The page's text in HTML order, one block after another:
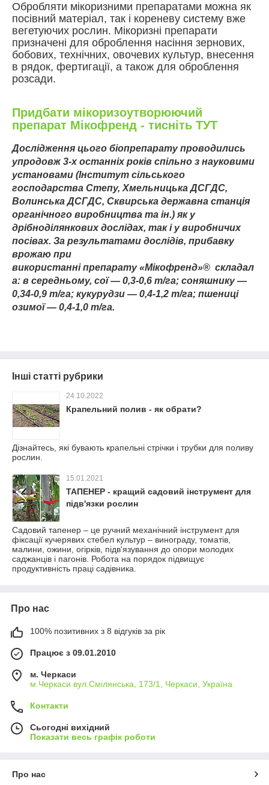
Обробляти мікоризними препаратами можна як
посівний матеріал, так і кореневу систему вже
вегетуючих рослин. Мікоризні препарати
призначені для оброблення насіння зернових,
бобових, технічних, овочевих культур, внесення
в рядок, фертигації, а також для оброблення
розсади.
Придбати мікоризоутворюючий
препарат Мікофренд - тисніть ТУТ
Дослідження цього біопрепарату проводились
упродовж 3-х останніх років спільно з науковими
установами (Інститут сільського
господарства Степу, Хмельницька ДСГДС,
Волинська ДСГДС, Сквирська державна станція
органічного виробництва та ін.) як у
дрібноділянкових дослідах, так і у виробничих
посівах. За результатами дослідів, прибавку
врожаю при
використанніпрепарату «Мікофренд»® складал
а: в середньому, сої — 0,3-0,6 т/га; соняшнику —
0,34-0,9 т/га; кукурудзи — 0,4-1,2 т/га; пшениці
озимої — 0,4-1,0 т/га.
Інші статті рубрики
24.10.2022
Крапельний полив - як обрати?
Дізнайтесь, які бувають крапельні стрічки і трубки для поливу
рослин.
15.01.2021
ТАПЕНЕР - кращий садовий інструмент для
підв'язки рослин
Садовий тапенер – це ручний механічний інструмент для
фіксації кучерявих стебел культур – винограду, томатів,
малини, ожини, огірків, підв'язування до опори молодих
саджанців і пагонів. Робота на порядок підвищує
продуктивність праці садівника.
Про нас
100% позитивних з 8 відгуків за рік
Працює з 09.01.2010
м. Черкаси
м.Черкаси вул.Смілянська, 173/1, Черкаси, Україна
Контакти
Сьогодні вихідний
Показати весь графік роботи
Про нас